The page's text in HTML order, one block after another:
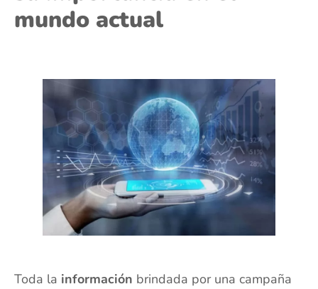
mundo actual
Toda la información brindada por una campaña